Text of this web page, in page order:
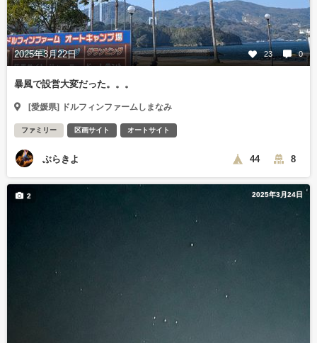
2025年3月22日 23 0
暴風で設営大変だった。。。
[愛媛県] ドルフィンファームしまなみ
ファミリー 区画サイト オートサイト
ぶらきよ 44 8
2025年3月24日
2